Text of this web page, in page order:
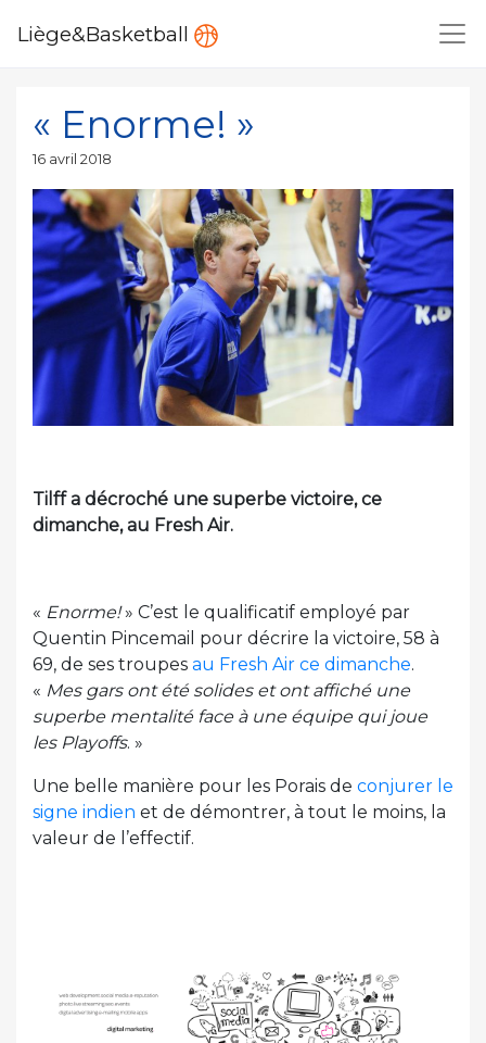
Liège&Basketball
« Enorme! »
Publié
16 avril 2018
Tilff a décroché une superbe victoire, ce
dimanche, au Fresh Air.
« Enorme!» C’est le qualificatif employé par
Quentin Pincemail pour décrire la victoire, 58 à
69, de ses troupes au Fresh Air ce dimanche.
« Mes gars ont été solides et ont affiché une
superbe mentalité face à une équipe qui joue
les Playoffs. »
Une belle manière pour les Porais de conjurer le
signe indien et de démontrer, à tout le moins, la
valeur de l’effectif.